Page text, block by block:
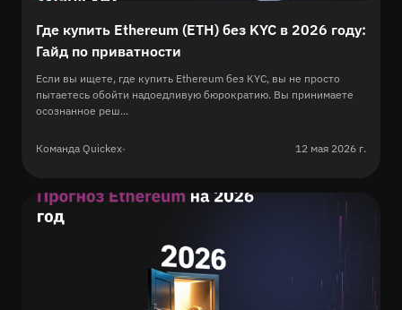
Где купить Ethereum (ETH) без KYC в 2026 году:
Гайд по приватности
Если вы ищете, где купить Ethereum без KYC, вы не просто
пытаетесь обойти надоедливую бюрократию. Вы принимаете
осознанное реш...
Команда Quickex· 12 мая 2026 г.